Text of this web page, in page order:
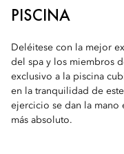
PISCINA
Deléitese con la mejor
del spa y los miembros
exclusivo a la piscina
en la tranquilidad de
ejercicio se dan la mano
más absoluto.